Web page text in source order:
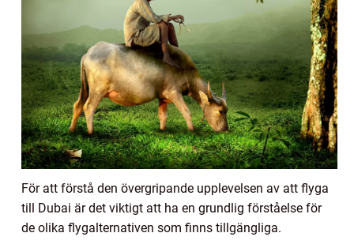
För att förstå den övergripande upplevelsen av att flyga
till Dubai är det viktigt att ha en grundlig förståelse för
de olika flygalternativen som finns tillgängliga.